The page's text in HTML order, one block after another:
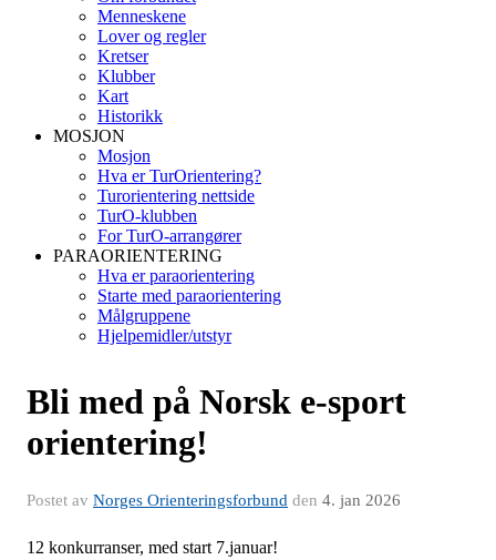
Menneskene
Lover og regler
Kretser
Klubber
Kart
Historikk
MOSJON
Mosjon
Hva er TurOrientering?
Turorientering nettside
TurO-klubben
For TurO-arrangører
PARAORIENTERING
Hva er paraorientering
Starte med paraorientering
Målgruppene
Hjelpemidler/utstyr
Bli med på Norsk e-sport
orientering!
Postet av Norges Orienteringsforbund den 4. jan 2026
12 konkurranser, med start 7.januar!